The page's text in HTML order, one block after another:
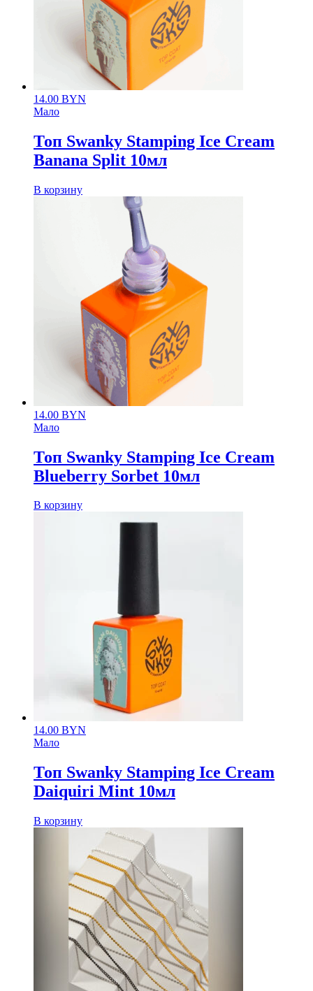
14.00 BYN
Мало
Топ Swanky Stamping Ice Cream
Banana Split 10мл
В корзину
14.00 BYN
Мало
Топ Swanky Stamping Ice Cream
Blueberry Sorbet 10мл
В корзину
14.00 BYN
Мало
Топ Swanky Stamping Ice Cream
Daiquiri Mint 10мл
В корзину